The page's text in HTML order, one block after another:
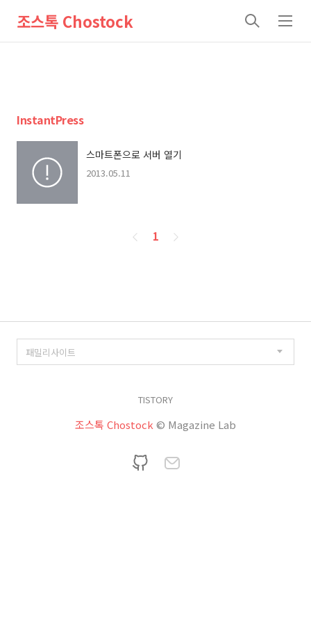
조스톡 Chostock
검
메
InstantPress
스마트폰으로 서버 열기
2013.05.11
페
1
TISTORY
조스톡 Chostock © Magazine Lab